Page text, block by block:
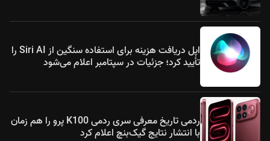
اپل دریافت هزینه برای استفاده سنگین از Siri AI را
تأیید کرد؛ جزئیات در سپتامبر اعلام می‌شود
ردمی تاریخ معرفی سری ردمی K100 پرو را هم زمان
با انتشار نتایج گیک‌بنچ اعلام کرد